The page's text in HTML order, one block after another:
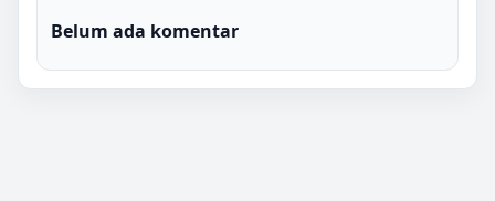
Belum ada komentar